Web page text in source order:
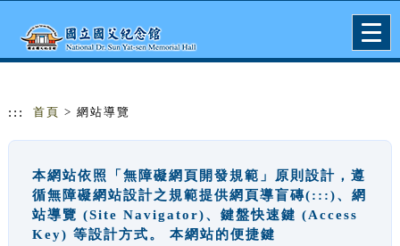
::: 首頁 > 網站導覽
本網站依照「無障礙網頁開發規範」原則設計，遵
循無障礙網站設計之規範提供網頁導盲磚(:::)、網
站導覽 (Site Navigator)、鍵盤快速鍵 (Access
Key) 等設計方式。 本網站的便捷鍵